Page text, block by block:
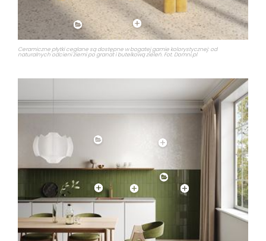
Ceramiczne płytki ceglane są dostępne w bogatej gamie kolorystycznej: od
naturalnych odcieni ziemi po granat i butelkową zieleń. Fot. Domni.pl